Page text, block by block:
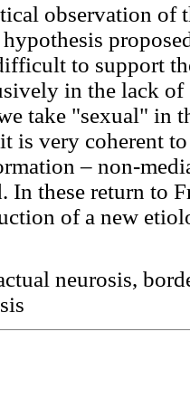
observation of
to support
in the lack of
take "sexual" in
is very coherent
– non-
In these return to
of a new
neurosis,